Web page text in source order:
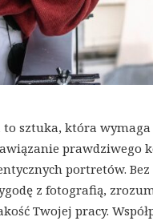
sztuka, która
prawdziwego
portretów.
z fotografią,
Twojej pracy.